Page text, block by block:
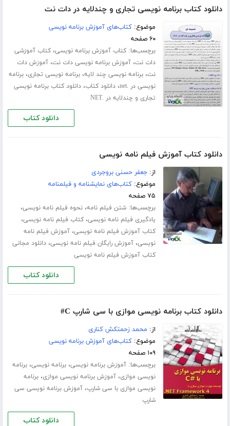
دانلود کتاب برنامه نویسی تجاری و چندلایه در دات نت
موضوع:کتاب‌های آموزش برنامه نویسی
۶۰ صفحه
برچسب‌ها:کتاب آموزش برنامه نویسی،کتاب آموزشی
دات نت،آموزش برنامه نویسی دات نت،آموزش دات
نت،برنامه نویسی چند لایه،برنامه نویسی تجاری،برنامه
نویسی در .net
،دانلود کتاب،دانلود کتاب برنامه نویسی
تجاری و چندلایه در .NET
دانلود کتاب
دانلود کتاب آموزش فیلم نامه نویسی
از:جعفر حسنی بروجردی
موضوع:کتاب‌های نمایشنامه و فیلمنامه
۷۵ صفحه
برچسب‌ها:شتن فیلم نامه،نحوه فیلم نامه نویسی،
یادگیری فیلم نامه نویسی،کتاب فیلم نامه نویسی،
کتاب آموزش فیلم نامه نویسی،آموزش فیلم نامه
نویسی،آموزش رایگان فیلم نامه نویسی،دانلود مجانی
کتاب آموزش فیلم نامه نویسی
دانلود کتاب
دانلود کتاب برنامه نویسی موازی با سی شارپ C#
از: محمد زحمتکش کناری
موضوع:کتاب‌های آموزش برنامه نویسی
۱۰۹ صفحه
برچسب‌ها:آموزش برنامه نویسی،برنامه نویسی،برنامه
نویسی موازی،آموزش برنامه نویسی موازی،برنامه
نویسی موازی با سی شارپ،آموزش برنامه نویسی سی
شارپ
دانلود کتاب